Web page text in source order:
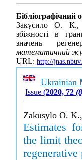
Бібліографічний
Закусило О. К.,
збіжності в
значень
математичний
URL: http://
Ukrainian
Issue (2020, 72
Zakusylo O.
Estimates
the limit
regenerative